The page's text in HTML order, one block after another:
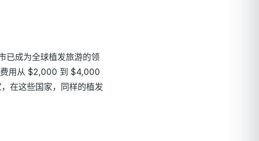
已成为全球植发旅游的领
费用从 $2,000 到 $4,000
在这些国家，同样的植发